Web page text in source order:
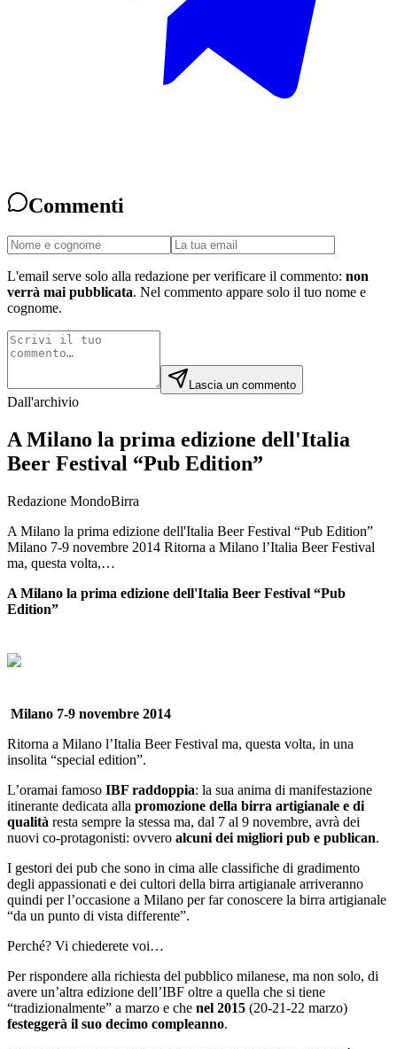
Commenti
L'email serve solo alla redazione per verificare il commento: non
verrà mai pubblicata. Nel commento appare solo il tuo nome e
cognome.
Lascia un commento
Dall'archivio
A Milano la prima edizione dell'Italia
Beer Festival “Pub Edition”
Redazione MondoBirra
A Milano la prima edizione dell'Italia Beer Festival “Pub Edition”
Milano 7-9 novembre 2014 Ritorna a Milano l’Italia Beer Festival
ma, questa volta,…
A Milano la prima edizione dell'Italia Beer Festival “Pub
Edition”
Milano 7-9 novembre 2014
Ritorna a Milano l’Italia Beer Festival ma, questa volta, in una
insolita “special edition”.
L’oramai famoso IBF raddoppia: la sua anima di manifestazione
itinerante dedicata alla promozione della birra artigianale e di
qualità resta sempre la stessa ma, dal 7 al 9 novembre, avrà dei
nuovi co-protagonisti: ovvero alcuni dei migliori pub e publican.
I gestori dei pub che sono in cima alle classifiche di gradimento
degli appassionati e dei cultori della birra artigianale arriveranno
quindi per l’occasione a Milano per far conoscere la birra artigianale
“da un punto di vista differente”.
Perché? Vi chiederete voi…
Per rispondere alla richiesta del pubblico milanese, ma non solo, di
avere un’altra edizione dell’IBF oltre a quella che si tiene
“tradizionalmente” a marzo e che nel 2015 (20-21-22 marzo)
festeggerà il suo decimo compleanno.